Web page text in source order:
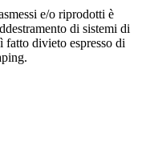
e/o riprodotti è
di sistemi di
divieto espresso di